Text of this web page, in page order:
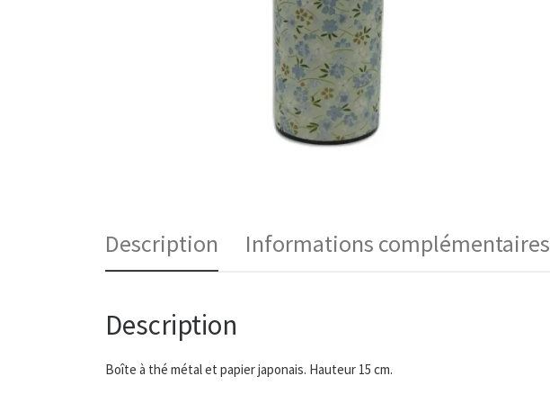
Description Informations complémentaires
Description
Boîte à thé métal et papier japonais. Hauteur 15 cm.